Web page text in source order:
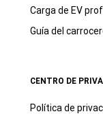
Carga de EV
Guía del
CENTRO DE
Política de